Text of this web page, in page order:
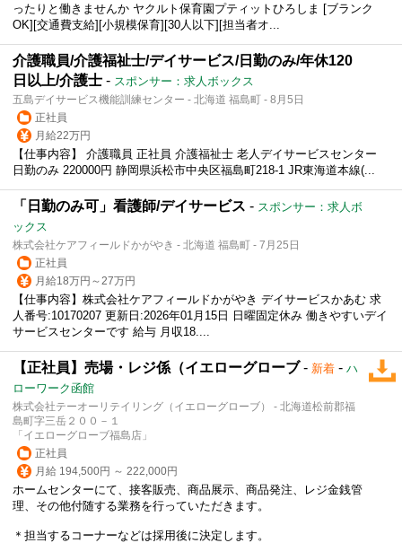
ったりと働きませんか ヤクルト保育園プティットひろしま [ブランク
OK][交通費支給][小規模保育][30人以下][担当者オ...
介護職員/介護福祉士/デイサービス/日勤のみ/年休120
日以上/介護士 - スポンサー：求人ボックス
五島デイサービス機能訓練センター - 北海道 福島町 - 8月5日
正社員
月給22万円
【仕事内容】 介護職員 正社員 介護福祉士 老人デイサービスセンター
日勤のみ 220000円 静岡県浜松市中央区福島町218-1 JR東海道本線(...
「日勤のみ可」看護師/デイサービス - スポンサー：求人ボ
ックス
株式会社ケアフィールドかがやき - 北海道 福島町 - 7月25日
正社員
月給18万円～27万円
【仕事内容】株式会社ケアフィールドかがやき デイサービスかあむ 求
人番号:10170207 更新日:2026年01月15日 日曜固定休み 働きやすいデイ
サービスセンターです 給与 月収18....
【正社員】売場・レジ係（イエローグローブ- 新着 - ハ
ローワーク函館
株式会社テーオーリテイリング（イエローグローブ） - 北海道松前郡福
島町字三岳２００－１
「イエローグローブ福島店」
正社員
月給 194,500円 ～ 222,000円
ホームセンターにて、接客販売、商品展示、商品発注、レジ金銭管
理、その他付随する業務を行っていただきます。
＊担当するコーナーなどは採用後に決定します。